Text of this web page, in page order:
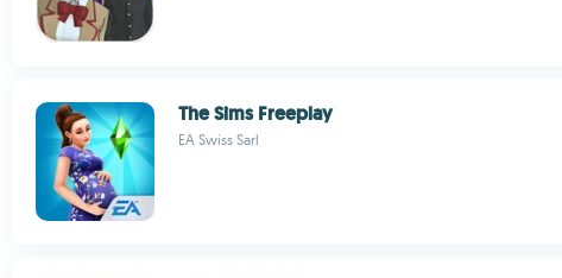
The Sims Freeplay
EA Swiss Sarl